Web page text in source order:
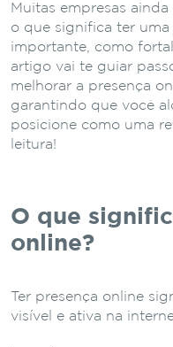
Muitas empresas
o que significa ter uma
importante, como
artigo vai te guiar
melhorar a presença
garantindo que você
posicione como uma
leitura!
O que
online?
Ter presença online
visível e ativa na